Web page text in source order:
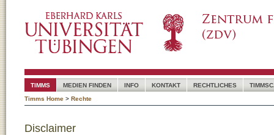
TIMMS MEDIEN FINDEN INFO KONTAKT RECHTLICHES
Timms Home > Rechte
Disclaimer